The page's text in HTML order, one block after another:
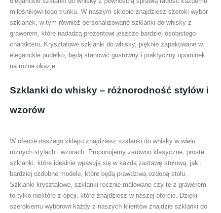
miłośnikowi tego trunku. W naszym sklepie znajdziesz szeroki wybór
szklanek, w tym również personalizowane szklanki do whisky z
grawerem, które nadadzą prezentowi jeszcze bardziej osobistego
charakteru. Kryształowe szklanki do whisky, pięknie zapakowane w
eleganckie pudełko, będą stanowić gustowny i praktyczny upominek
na różne okazje.
Szklanki do whisky – różnorodność stylów i
wzorów
W ofercie naszego sklepu znajdziesz szklanki do whisky w wielu
różnych stylach i wzorach. Proponujemy zarówno klasyczne, proste
szklanki, które idealnie wpasują się w każdą zastawę stołową, jak i
bardziej ozdobne modele, które będą prawdziwą ozdobą stołu.
Szklanki kryształowe, szklanki ręcznie malowane czy te z grawerem
to tylko niektóre z opcji, które znajdziesz w naszej ofercie. Dzięki
szerokiemu wyborowi każdy z naszych klientów znajdzie szklanki do